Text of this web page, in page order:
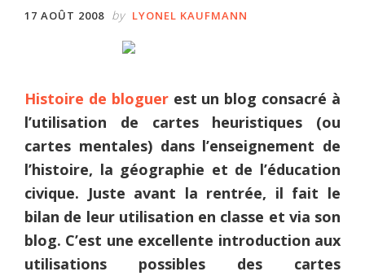
17 AOÛT 2008 by LYONEL KAUFMANN
Histoire de bloguer est un blog consacré à
l’utilisation de cartes heuristiques (ou
cartes mentales) dans l’enseignement de
l’histoire, la géographie et de l’éducation
civique. Juste avant la rentrée, il fait le
bilan de leur utilisation en classe et via son
blog. C’est une excellente introduction aux
utilisations possibles des cartes